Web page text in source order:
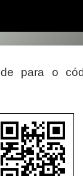
para o